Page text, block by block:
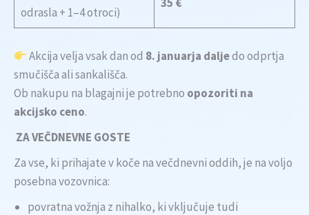
odrasla + 1–4 otroci)
Akcija velja vsak dan od 8. januarja daljedo odprtja
smučišča ali sankališča.
Ob nakupu na blagajni je potrebno opozoriti na
akcijsko ceno.
ZA VEČDNEVNE GOSTE
Za vse, ki prihajate v koče na večdnevni oddih, je na voljo
posebna vozovnica:
povratna vožnja z nihalko, ki vključuje tudi